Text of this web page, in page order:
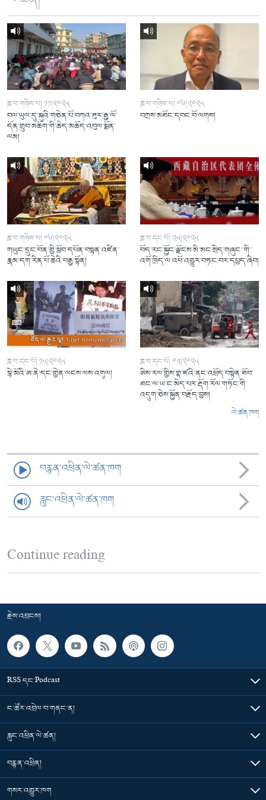
ཟླ་བ་གཉིས་པ། ༡༡།༢༠༢༥
བལ་ཡུལ་དུ་སྐུའི་གཅེན་པོ་བཀའ་ཟུར་རྒྱ་ལོ་
དོན་གྲུབ་མཆོག་གི་ཆེད་མཆོད་འབུལ་སྨོན་
ལམ།
ཟླ་བ་གཉིས་པ། ༠༦།༢༠༢༥
བཀྲས་མཐོང་དབང་བོ་ལགས།
ཟླ་བ་གཉིས་པ། ༠༦།༢༠༢༥
གཡུང་དྲུང་བོན་གྱི་སློབ་དཔོན་བསྟན་འཛིན་
རྣམ་དག་རིན་པོ་ཆེའི་བརྒྱ་སྟོན།
ཟླ་བ་དང་པོ། ༢༥།༢༠༢༥
བོད་རང་སྐྱོང་ལྗོངས་མི་མང་སྲིད་གཞུང་་གི་་
འགོ་ཁྲིད་ལ་འཕོ་འགྱུར་བཏང་བར་དཔྱད་ཞིབ།
ཟླ་བ་དང་པོ། ༡༥།༢༠༢༥
སྙེ་མོའི་ཨ་ནེ་དང་གྱེན་ལངས་ལས་འགུལ།
ཟླ་བ་དང་པོ། ༠༣།༢༠༢༥
ཨིས་རལ་གྱིས་གྷ་ཛའི་ནང་འཕྲོད་བསྟེན་ཐོབ་
ཐང་ལ་ཡ་ང་མེད་པར་རྡོག་རོལ་གཏོང་གི་
འདུག་ཅེས་སྐྱོན་བརྗོད་བྱས།
ལེ་ཚན་ཁག
བརྙན་འཕྲིན་ལེ་ཚན་ཁག
རླུང་འཕྲིན་ལེ་ཚན་ཁག
Continue reading
རྗེས་འབྲངས།
RSS དང་Podcast
ང་ཚོར་འབྲེལ་བ་གནང་ན།
རླུང་འཕྲིན་ལེ་ཚན།
བརྙན་འཕྲིན།
གསར་འགྱུར་ཁག